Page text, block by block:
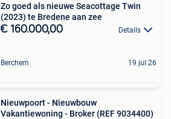
Zo goed als nieuwe Seacottage Twin
(2023) te Bredene aan zee
€ 160.000,00 Details
Berchem 19 jul 26
Nieuwpoort - Nieuwbouw
Vakantiewoning - Broker (REF 9034400)